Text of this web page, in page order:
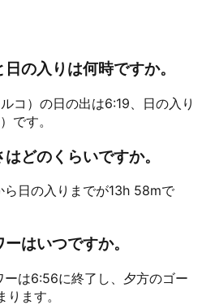
の入りは何時ですか。
コ）の日の出は6:19、日の入り
です。
どのくらいですか。
日の入りまでが13h 58mで
はいつですか。
は6:56に終了し、夕方のゴー
ます。